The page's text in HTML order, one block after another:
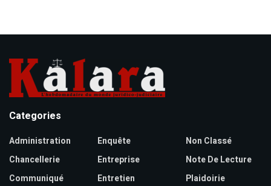
Categories
Administration
Chancellerie
Communiqué
Enquête
Entreprise
Entretien
Non Classé
Note De Lecture
Plaidoirie